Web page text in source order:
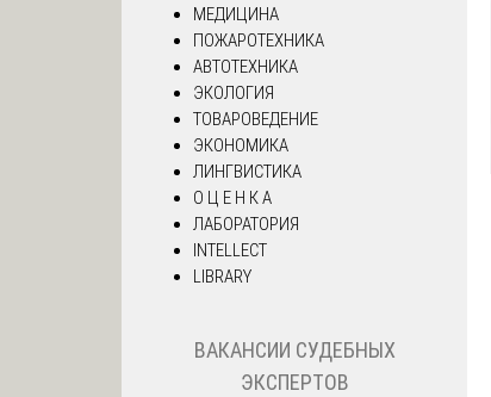
МЕДИЦИНА
ПОЖАРОТЕХНИКА
АВТОТЕХНИКА
ЭКОЛОГИЯ
ТОВАРОВЕДЕНИЕ
ЭКОНОМИКА
ЛИНГВИСТИКА
О Ц Е Н К А
ЛАБОРАТОРИЯ
INTELLECT
LIBRARY
ВАКАНСИИ СУДЕБНЫХ
ЭКСПЕРТОВ